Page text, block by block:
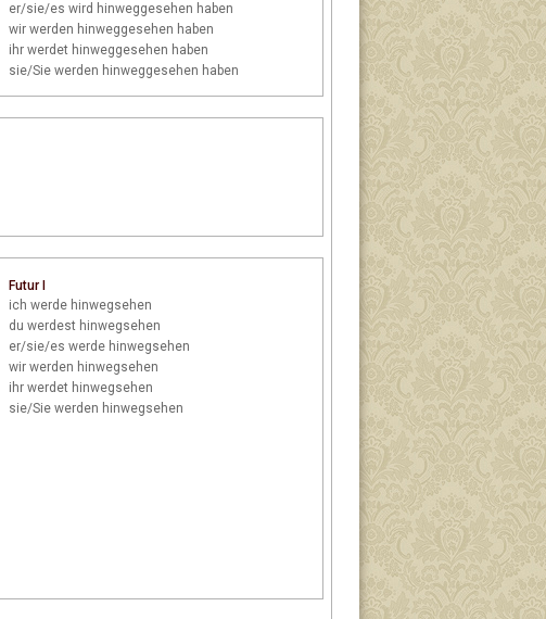
er/sie/es wird hinweggesehen haben
wirwerden hinweggesehen haben
ihrwerdet hinweggesehen haben
sie/Siewerden hinweggesehen haben
Futur I
ich werde hinwegsehen
du werdest hinwegsehen
er/sie/es werde hinwegsehen
wirwerden hinwegsehen
ihrwerdet hinwegsehen
sie/Siewerden hinwegsehen